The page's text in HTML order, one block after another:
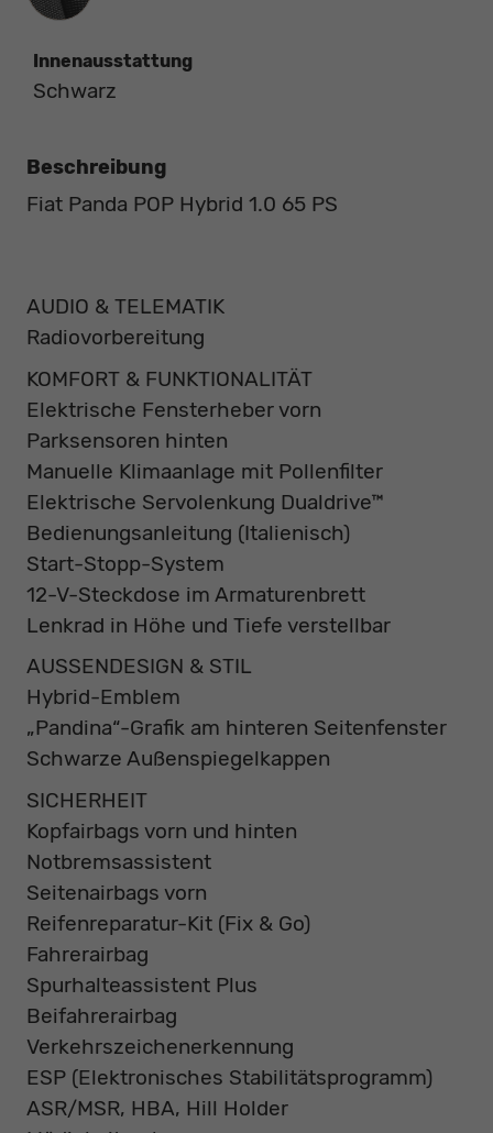
Innenausstattung
Schwarz
Beschreibung
Fiat Panda POP Hybrid 1.0 65 PS
AUDIO & TELEMATIK
Radiovorbereitung
KOMFORT & FUNKTIONALITÄT
Elektrische Fensterheber vorn
Parksensoren hinten
Manuelle Klimaanlage mit Pollenfilter
Elektrische Servolenkung Dualdrive™
Bedienungsanleitung (Italienisch)
Start-Stopp-System
12-V-Steckdose im Armaturenbrett
Lenkrad in Höhe und Tiefe verstellbar
AUSSENDESIGN & STIL
Hybrid-Emblem
„Pandina“-Grafik am hinteren Seitenfenster
Schwarze Außenspiegelkappen
SICHERHEIT
Kopfairbags vorn und hinten
Notbremsassistent
Seitenairbags vorn
Reifenreparatur-Kit (Fix & Go)
Fahrerairbag
Spurhalteassistent Plus
Beifahrerairbag
Verkehrszeichenerkennung
ESP (Elektronisches Stabilitätsprogramm)
ASR/MSR, HBA, Hill Holder